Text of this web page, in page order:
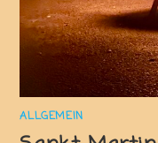
ALLGEMEIN